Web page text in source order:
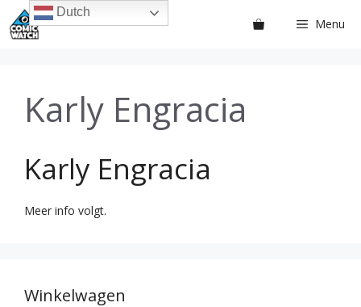
naar
de
Menu
Karly Engracia
Karly Engracia
Meer info volgt.
Winkelwagen
Dutch